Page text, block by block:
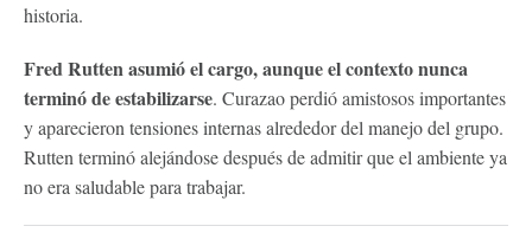
historia.
Fred Rutten asumió el cargo, aunque el contexto nunca
terminó de estabilizarse. Curazao perdió amistosos importantes
y aparecieron tensiones internas alrededor del manejo del grupo.
Rutten terminó alejándose después de admitir que el ambiente ya
no era saludable para trabajar.